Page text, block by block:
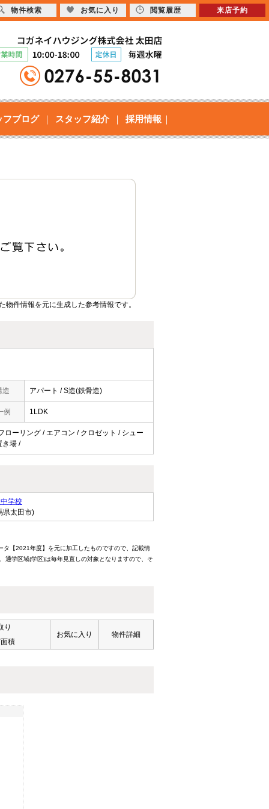
フブログ スタッフ紹介 採用情報
件情報を元に生成した参考情報です。
造 アパート / S造(鉄骨造)
例 1LDK
ローリング / エアコン / クロゼット / シュー
き場 /
学校
県太田市)
【2021年度】を元に加工したものですので、記載情
通学区域(学区)は毎年見直しの対象となりますので、そ
り
積
お気に入り 物件詳細
物件検索 お気に入り 閲覧履歴 来店予約